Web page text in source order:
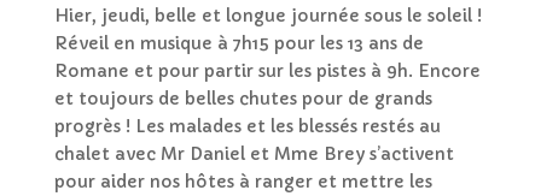
Hier, jeudi, belle et longue journée sous le soleil !
Réveil en musique à 7h15 pour les 13 ans de
Romane et pour partir sur les pistes à 9h. Encore
et toujours de belles chutes pour de grands
progrès ! Les malades et les blessés restés au
chalet avec Mr Daniel et Mme Brey s’activent
pour aider nos hôtes à ranger et mettre les